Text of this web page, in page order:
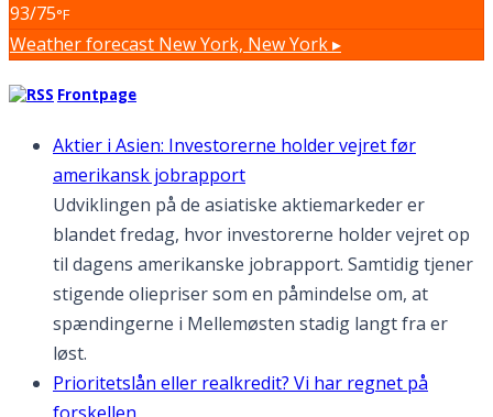
93/75°F
Weather forecast New York, New York ▸
Frontpage
Aktier i Asien: Investorerne holder vejret før
amerikansk jobrapport
Udviklingen på de asiatiske aktiemarkeder er
blandet fredag, hvor investorerne holder vejret op
til dagens amerikanske jobrapport. Samtidig tjener
stigende oliepriser som en påmindelse om, at
spændingerne i Mellemøsten stadig langt fra er
løst.
Prioritetslån eller realkredit? Vi har regnet på
forskellen